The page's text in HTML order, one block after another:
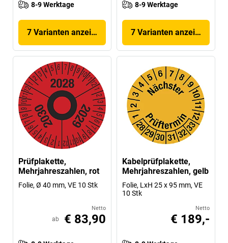
8-9 Werktage
7 Varianten anzeigen
8-9 Werktage
7 Varianten anzeigen
Prüfplakette,
Mehrjahreszahlen, rot
Folie, Ø 40 mm, VE 10 Stk
Netto
ab € 83,90
Kabelprüfplakette,
Mehrjahreszahlen, gelb
Folie, LxH 25 x 95 mm, VE
10 Stk
Netto
€ 189,-